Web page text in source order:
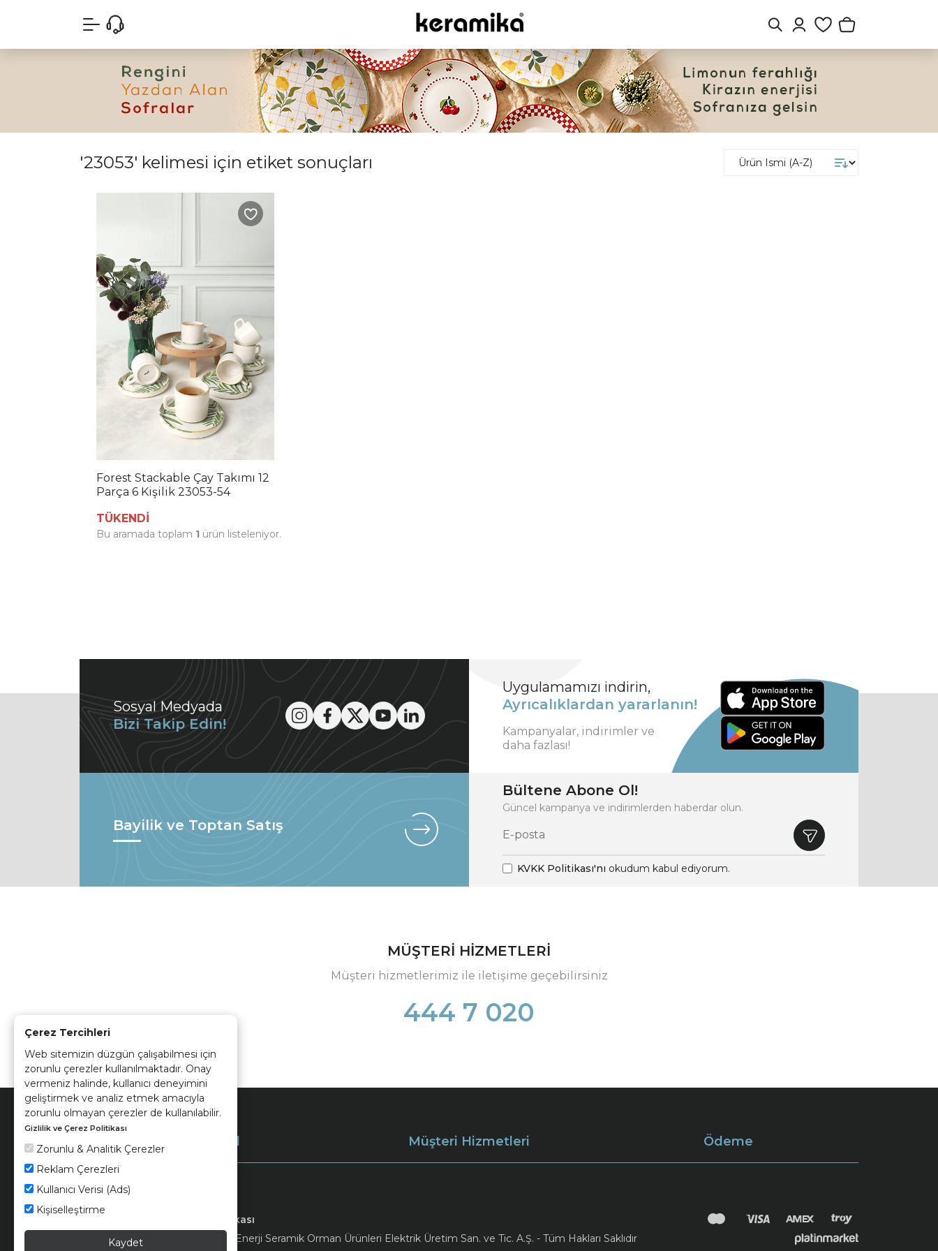
Çerez Tercihleri
Web sitemizin düzgün çalışabilmesi için
zorunlu çerezler kullanılmaktadır. Onay
vermeniz halinde, kullanıcı deneyimini
geliştirmek ve analiz etmek amacıyla
zorunlu olmayan çerezler de kullanılabilir.
Gizlilik ve Çerez Politikası
Zorunlu & Analitik Çerezler
Reklam Çerezleri
Kullanıcı Verisi (Ads)
Kişiselleştirme
Kaydet
'23053' kelimesi için etiket sonuçları
Forest Stackable Çay Takımı 12
Parça 6 Kişilik 23053-54
TÜKENDİ
Bu aramada toplam 1 ürün listeleniyor.
Sosyal Medyada
Bizi Takip Edin!
Uygulamamızı indirin,
Ayrıcalıklardan yararlanın!
Kampanyalar, indirimler ve
daha fazlası!
Bayilik ve Toptan Satış
Bültene Abone Ol!
Güncel kampanya ve indirimlerden haberdar olun.
KVKK Politikası'nı okudum kabul ediyorum.
MÜŞTERİ HİZMETLERİ
Müşteri hizmetlerimiz ile iletişime geçebilirsiniz
444 7 020
Müşteri Hizmetleri Ödeme
Kvkk ve Çerez Politikası
© 2026 Ünsa Madencilik Turizm Enerji Seramik Orman Ürünleri Elektrik Üretim San. ve Tic. A.Ş. - Tüm Hakları Saklıdır